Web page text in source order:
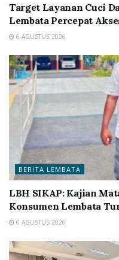
Target Layanan Cuci
Lembata Percepat
6 AGUSTUS 2026
BERITA LEMBATA
LBH SIKAP: Kajian
Konsumen Lembata
6 AGUSTUS 2026